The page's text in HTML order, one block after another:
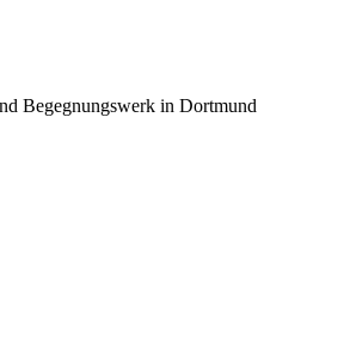
Begegnungswerk in Dortmund